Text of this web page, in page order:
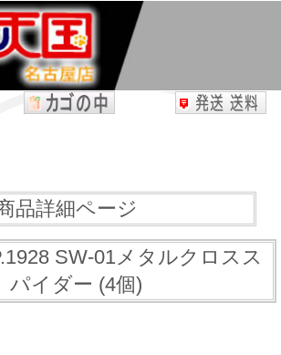
品詳細ページ
SW-01メタルクロスス
パイダー (4個)